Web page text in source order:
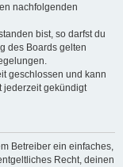
nachfolgenden
bist, so darfst du
des Boards gelten
geschlossen und kann
jederzeit gekündigt
Betreiber ein einfaches,
Recht, deinen